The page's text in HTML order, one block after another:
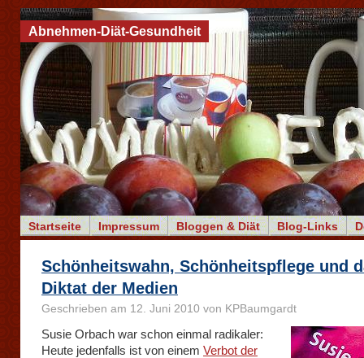
Startseite Impressum Bloggen & Diät Blog-Links
Abnehmen-Diät-Gesundheit
Schönheitswahn, Schönheitspflege und
Diktat der Medien
Geschrieben am 12. Juni 2010 von KPBaumgardt
Susie Orbach war schon einmal radikaler:
Heute jedenfalls ist von einem Verbot der